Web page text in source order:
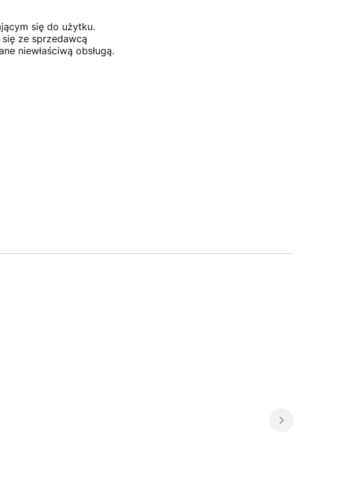
się do użytku.
ze sprzedawcą
niewłaściwą obsługą.